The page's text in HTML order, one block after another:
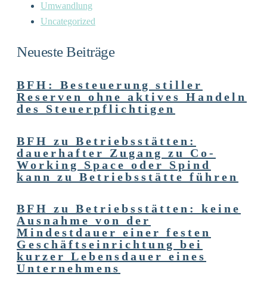
Umwandlung
Uncategorized
Neueste Beiträge
BFH: Besteuerung stiller
Reserven ohne aktives Handeln
des Steuerpflichtigen
BFH zu Betriebsstätten:
dauerhafter Zugang zu Co-
Working Space oder Spind
kann zu Betriebsstätte führen
BFH zu Betriebsstätten: keine
Ausnahme von der
Mindestdauer einer festen
Geschäftseinrichtung bei
kurzer Lebensdauer eines
Unternehmens